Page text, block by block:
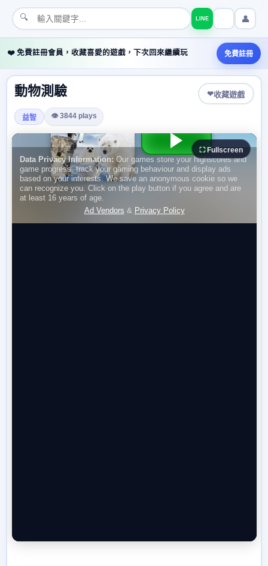
🔍 LINE 👤
❤️ 免費註冊會員，收藏喜愛的遊戲，下次回來繼續玩 免費註冊
動物測驗 ❤收藏遊戲
益智 👁 3844 plays
⛶ Fullscreen